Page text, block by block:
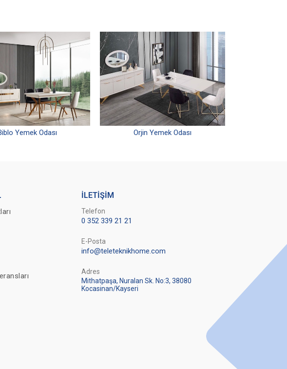
Yemek Odası Orjin Yemek Odası
İLETİŞİM
Telefon
0 352 339 21 21
E-Posta
info@teleteknikhome.com
Adres
Mithatpaşa, Nuralan Sk. No:3, 38080
Kocasinan/Kayseri